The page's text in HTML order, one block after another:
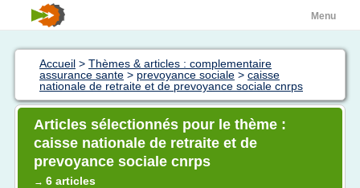
Menu
Accueil > Thèmes & articles : complementaire
assurance sante > prevoyance sociale > caisse
nationale de retraite et de prevoyance sociale cnrps
Articles sélectionnés pour le thème :
caisse nationale de retraite et de
prevoyance sociale cnrps
→ 6 articles